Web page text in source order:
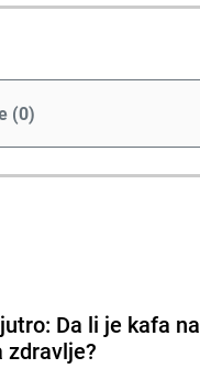
(0)
Da li je kafa na
zdravlje?